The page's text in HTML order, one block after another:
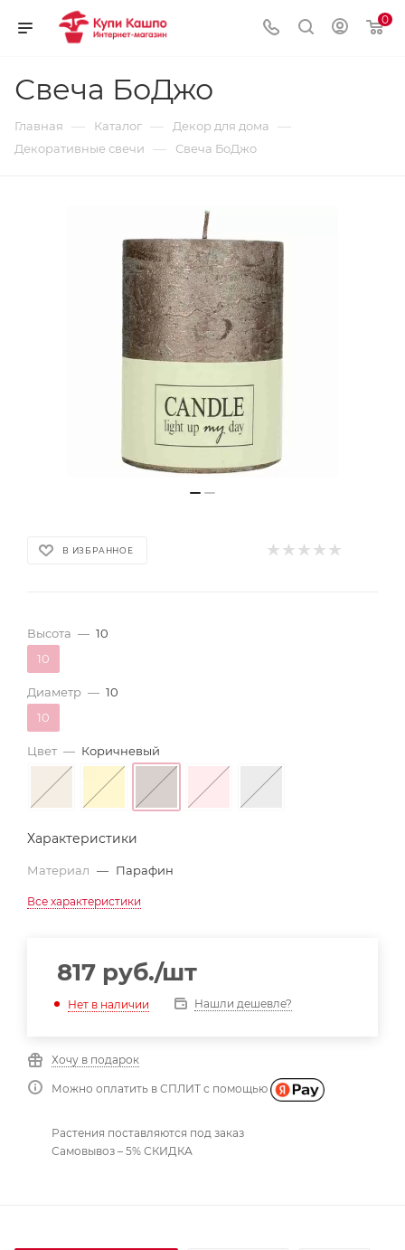
0
Свеча БоДжо
Главная — Каталог — Декор для дома —
Декоративные свечи — Свеча БоДжо
В ИЗБРАННОЕ
Высота — 10
10
Диаметр — 10
10
Цвет — Коричневый
Характеристики
Материал — Парафин
Все характеристики
817 руб./шт
Нет в наличии Нашли дешевле?
Хочу в подарок
Можно оплатить в СПЛИТ с помощью
Растения поставляются под заказ
Самовывоз – 5% СКИДКА